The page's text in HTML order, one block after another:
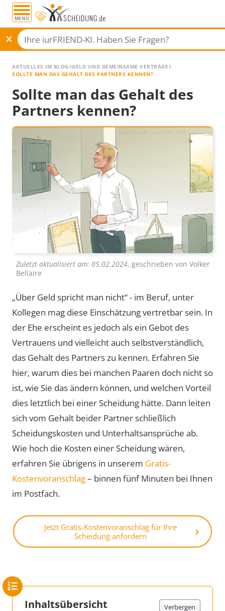
MENÜ
AKTUELLES IM BLOG GELD UND GEMEINSAME VERTRÄGE
SOLLTE MAN DAS GEHALT DES PARTNERS KENNEN?
Sollte man das Gehalt des
Partners kennen?
Zuletzt aktualisiert am: 05.02.2024, geschrieben von Volker
Bellaire
„Über Geld spricht man nicht“ - im Beruf, unter
Kollegen mag diese Einschätzung vertretbar sein. In
der Ehe erscheint es jedoch als ein Gebot des
Vertrauens und vielleicht auch selbstverständlich,
das Gehalt des Partners zu kennen. Erfahren Sie
hier, warum dies bei manchen Paaren doch nicht so
ist, wie Sie das ändern können, und welchen Vorteil
dies letztlich bei einer Scheidung hätte. Dann leiten
sich vom Gehalt beider Partner schließlich
Scheidungskosten und Unterhaltsansprüche ab.
Wie hoch die Kosten einer Scheidung wären,
erfahren Sie übrigens in unserem Gratis-
Kostenvoranschlag– binnen fünf Minuten bei Ihnen
im Postfach.
Jetzt Gratis-Kostenvoranschlag für Ihre
Scheidung anfordern
Inhaltsübersicht Verbergen